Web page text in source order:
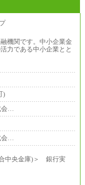
機関です。中小企業金
力である中小企業とと
)
会…
会…
中央金庫)＞ 銀行実